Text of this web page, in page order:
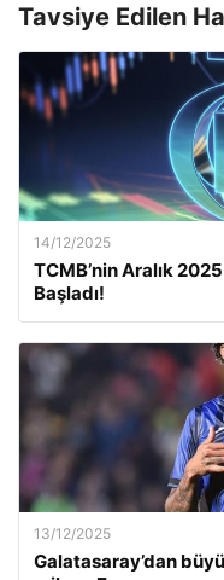
Tavsiye Edilen
14/12/2025
TCMB’nin Aralık
Başladı!
13/12/2025
Galatasaray’dan